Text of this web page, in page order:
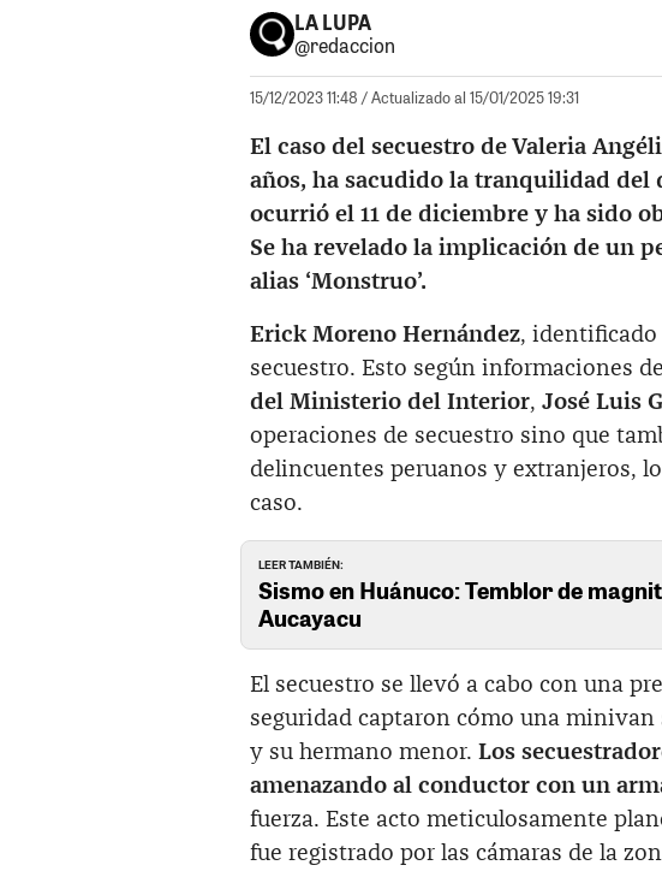
LA LUPA
@redaccion
15/12/2023 11:48 / Actualizado al 15/01/2025 19:31
El caso del secuestro de Valeria
años, ha sacudido la tranquilidad del
ocurrió el 11 de diciembre y ha sido
Se ha revelado la implicación de un
alias ‘Monstruo’.
Erick Moreno Hernández, identificado
secuestro. Esto según informaciones
del Ministerio del Interior, José Luis
operaciones de secuestro sino que
delincuentes peruanos y extranjeros,
caso.
LEER TAMBIÉN:
Sismo en Huánuco: Temblor de
Aucayacu
El secuestro se llevó a cabo con una
seguridad captaron cómo una
y su hermano menor. Los
amenazando al conductor con un
fuerza. Este acto meticulosamente
fue registrado por las cámaras de la